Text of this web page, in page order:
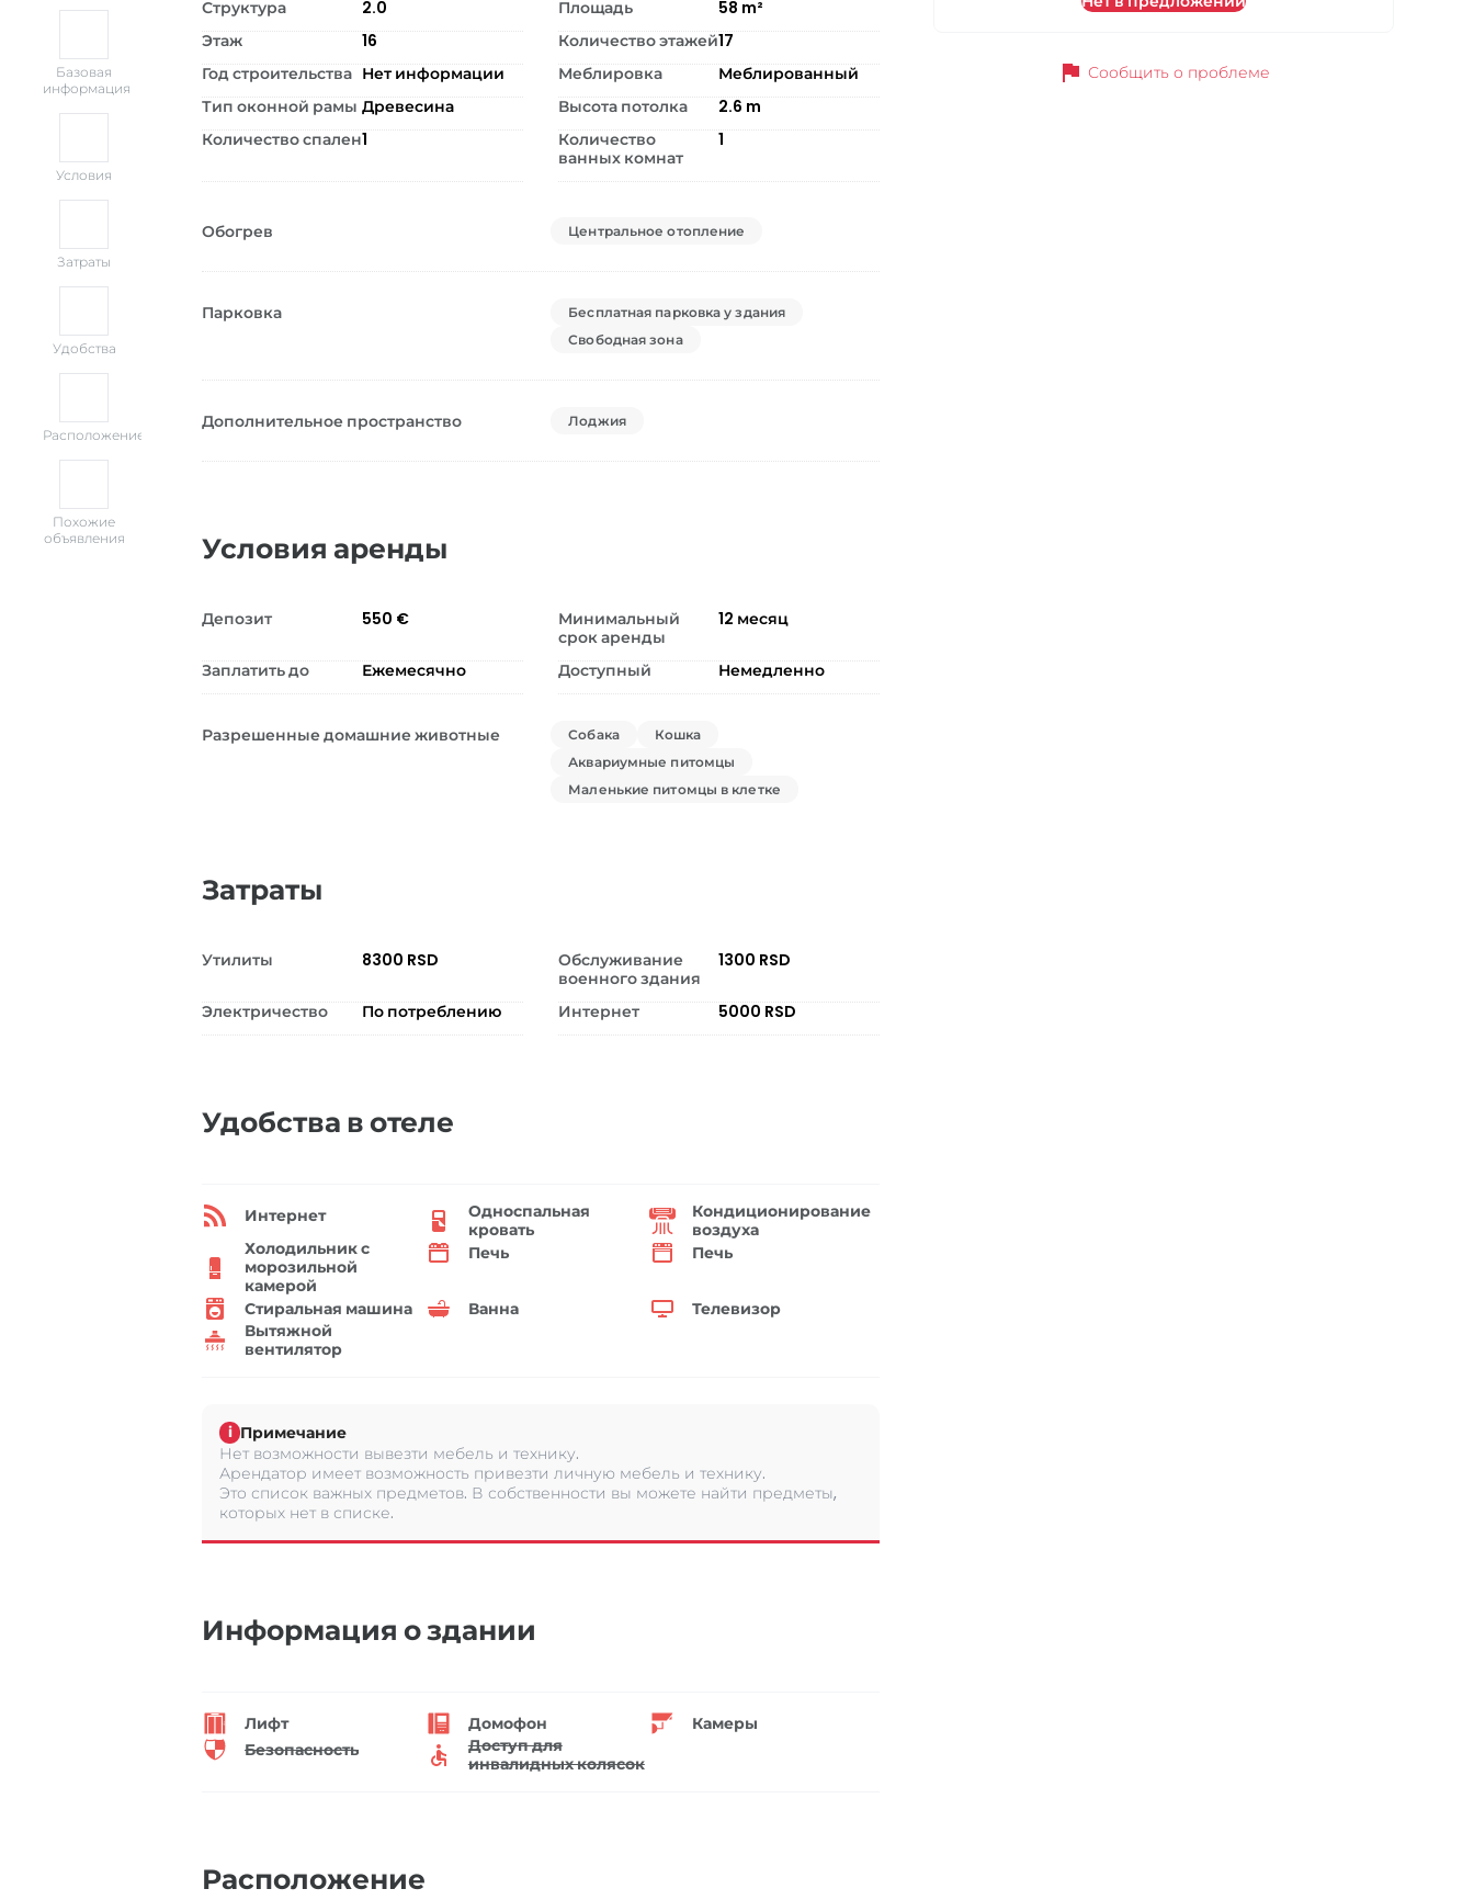
Базовая
информация
Условия
Затраты
Удобства
Расположение
Похожие
объявления
Структура 2.0 Площадь 58 m²
Этаж
16 Количество этажей17
Год строительства Нет информации Меблировка
Меблированный
Тип оконной рамы Древесина Высота потолка 2.6 m
Количество спален1
Количество
ванных комнат
1
Обогрев Центральное отопление
Парковка
Бесплатная парковка у здания
Свободная зона
Дополнительное пространство Лоджия
Условия аренды
Депозит 550 €
Минимальный
срок аренды
12 месяц
Заплатить до Ежемесячно Доступный Немедленно
Разрешенные домашние животные Собака
Кошка
Аквариумные питомцы
Маленькие питомцы в клетке
Затраты
Утилиты 8300 RSD
Обслуживание
военного здания
1300 RSD
Электричество По потреблению Интернет 5000 RSD
Удобства в отеле
Интернет
Односпальная
кровать
Кондиционирование
воздуха
Холодильник с
морозильной
камерой
Печь Печь
Стиральная машина Ванна
Телевизор
Вытяжной
вентилятор
i Примечание
Нет возможности вывезти мебель и технику.
Арендатор имеет возможность привезти личную мебель и технику.
Это список важных предметов. В собственности вы можете найти предметы,
которых нет в списке.
Информация о здании
Лифт Домофон
Камеры
Безопасность
Доступ для
инвалидных колясок
Расположение
flag Сообщить о проблеме